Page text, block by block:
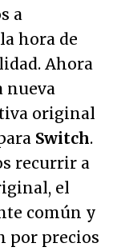
a
hora de
Ahora
nueva
original
Switch.
recurrir a
el
común y
por precios